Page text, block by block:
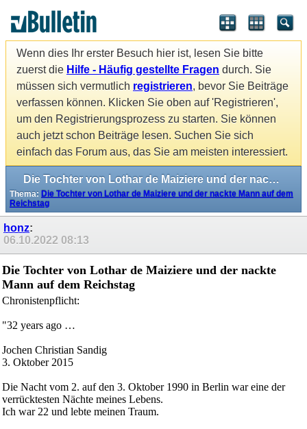
Wenn dies Ihr erster Besuch hier ist, lesen Sie bitte
zuerst die Hilfe - Häufig gestellte Fragen durch. Sie
müssen sich vermutlich registrieren, bevor Sie Beiträge
verfassen können. Klicken Sie oben auf 'Registrieren',
um den Registrierungsprozess zu starten. Sie können
auch jetzt schon Beiträge lesen. Suchen Sie sich
einfach das Forum aus, das Sie am meisten interessiert.
Die Tochter von Lothar de Maiziere und der nackte Mann auf dem Reichstag
Thema: Die Tochter von Lothar de Maiziere und der nackte Mann auf dem
Reichstag
honz:
06.10.2022 08:13
Die Tochter von Lothar de Maiziere und der nackte
Mann auf dem Reichstag
Chronistenpflicht:
"32 years ago …
Jochen Christian Sandig
3. Oktober 2015
Die Nacht vom 2. auf den 3. Oktober 1990 in Berlin war eine der
verrücktesten Nächte meines Lebens.
Ich war 22 und lebte meinen Traum.